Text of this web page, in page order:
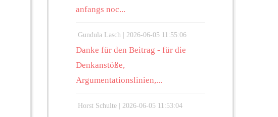
anfangs noc...
Gundula Lasch | 2026-06-05 11:55:06
Danke für den Beitrag - für die
Denkanstöße,
Argumentationslinien,...
Horst Schulte | 2026-06-05 11:53:04